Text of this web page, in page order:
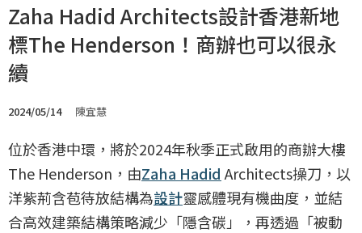
Zaha Hadid Architects設計香港新地
標The Henderson！商辦也可以很永
續
2024/05/14 陳宜慧
位於香港中環，將於2024年秋季正式啟用的商辦大樓
The Henderson，由Zaha Hadid Architects操刀，以
洋紫荊含苞待放結構為設計靈感體現有機曲度，並結
合高效建築結構策略減少「隱含碳」，再透過「被動